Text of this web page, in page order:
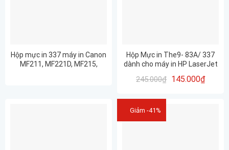
Hộp mực in 337 máy in Canon
MF211, MF221D, MF215,
Hộp Mực in The9- 83A/ 337
dành cho máy in HP LaserJet
MF 151/ 215/ 217 hàng nhập
245.000₫ 145.000₫
Giảm -41%